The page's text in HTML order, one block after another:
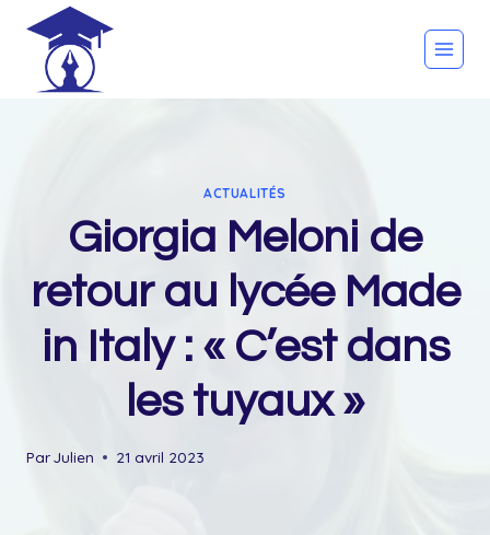
content
ACTUALITÉS
Giorgia Meloni de
retour au lycée Made
in Italy : « C’est dans
les tuyaux »
ParJulien 21 avril 2023